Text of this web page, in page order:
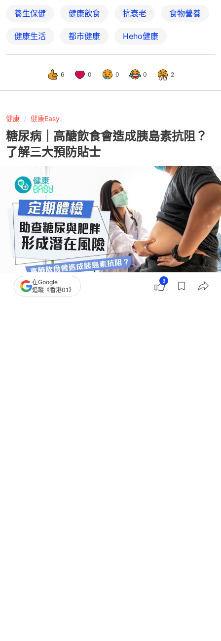
養生保健 健康飲食 抗衰老 食物營養
健康生活 都市健康 Heho健康
6 0 0 0 2
健康 健康Easy
糖尿病｜高醣飲食會造成胰島素抗阻？
了解三大預防貼士
撰文：健康Easy
在Google
追蹤《香港01》
8